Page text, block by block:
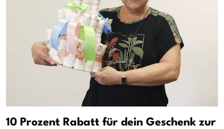
10 Prozent Rabatt für dein Geschenk zur